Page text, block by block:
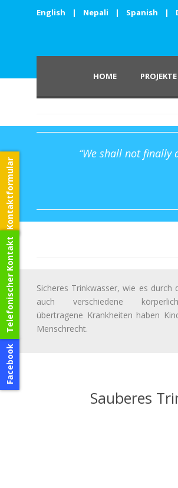
English | Nepali | Spanish |
HOME PROJEKTE
“We shall not finally
Sicheres Trinkwasser, wie es durch
auch
verschiedene
übertragene Krankheiten haben
Menschrecht.
Sauberes
Facebook
Kontaktformular
Telefonischer Kontakt